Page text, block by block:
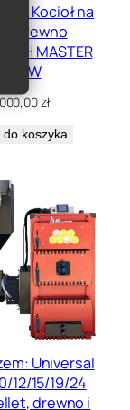
Kocioł na
i drewno
MASTER
+ 10 kW
zł
do koszyka
Universal
12/15/19/24
drewno i